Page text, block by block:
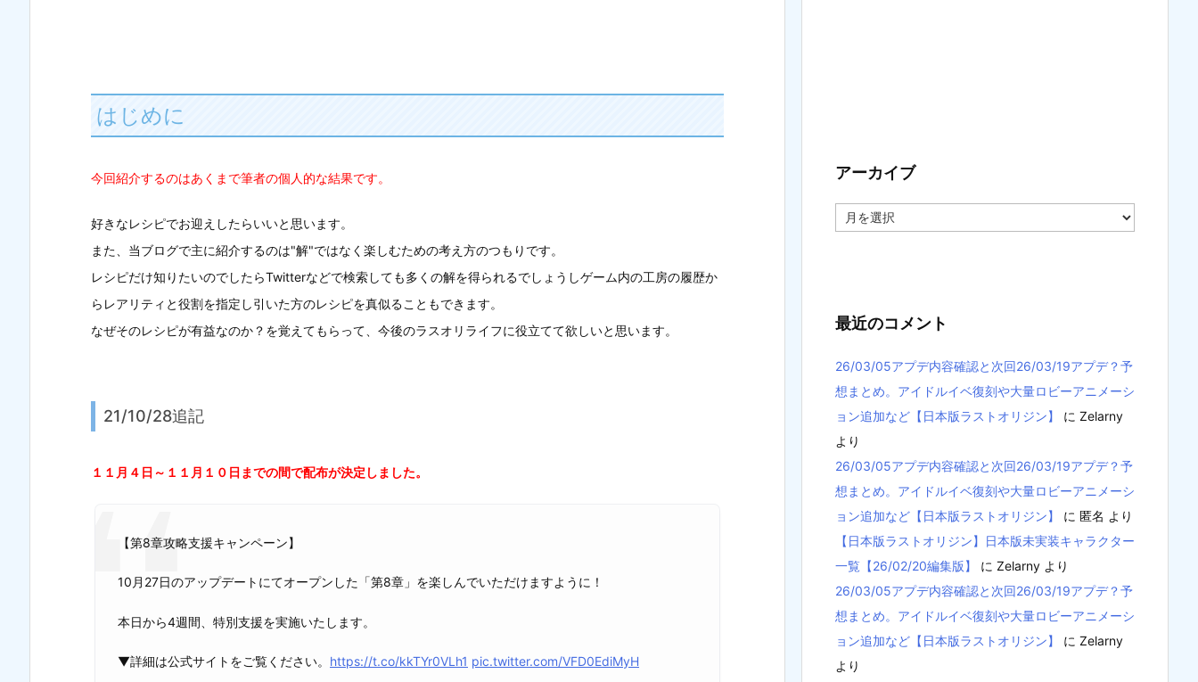
はじめに
今回紹介するのはあくまで筆者の個人的な結果です。
好きなレシピでお迎えしたらいいと思います。
また、当ブログで主に紹介するのは"解"ではなく楽しむための考え方のつもりです。
レシピだけ知りたいのでしたらTwitterなどで検索しても多くの解を得られるでしょうしゲーム内の工房の履歴か
らレアリティと役割を指定し引いた方のレシピを真似ることもできます。
なぜそのレシピが有益なのか？を覚えてもらって、今後のラスオリライフに役立てて欲しいと思います。
21/10/28追記
１１月４日～１１月１０日までの間で配布が決定しました。
【第8章攻略支援キャンペーン】
10月27日のアップデートにてオープンした「第8章」を楽しんでいただけますように！
本日から4週間、特別支援を実施いたします。
▼詳細は公式サイトをご覧ください。 https://t.co/kkTYr0VLh1 pic.twitter.com/VFD0EdiMyH
アーカイブ
ー
最近のコメント
26/03/05アプデ内容確認と次回26/03/19アプデ？予
想まとめ。アイドルイベ復刻や大量ロビーアニメーシ
ョン追加など【日本版ラストオリジン】
に Zelarny
より
26/03/05アプデ内容確認と次回26/03/19アプデ？予
想まとめ。アイドルイベ復刻や大量ロビーアニメーシ
ョン追加など【日本版ラストオリジン】
に 匿名 より
【日本版ラストオリジン】日本版未実装キャラクター
一覧【26/02/20編集版】
に Zelarny より
26/03/05アプデ内容確認と次回26/03/19アプデ？予
想まとめ。アイドルイベ復刻や大量ロビーアニメーシ
ョン追加など【日本版ラストオリジン】
に Zelarny
より